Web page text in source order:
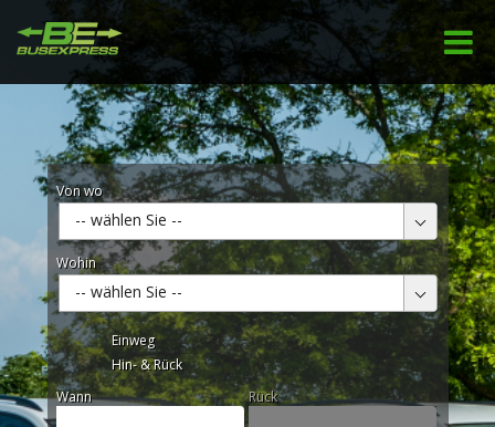
Von wo
-- wählen Sie --
Wohin
-- wählen Sie --
Einweg
Hin- & Rück
Wann
Rück